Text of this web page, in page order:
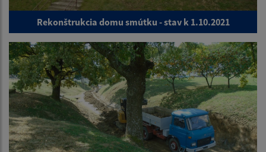
Rekonštrukcia domu smútku - stav k 1.10.2021